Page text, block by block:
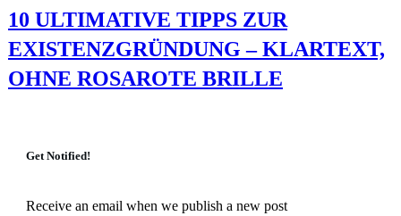
10 ULTIMATIVE TIPPS ZUR
EXISTENZGRÜNDUNG – KLARTEXT,
OHNE ROSAROTE BRILLE
Get Notified!
Receive an email when we publish a new post